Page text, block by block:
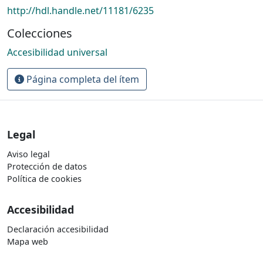
http://hdl.handle.net/11181/6235
Colecciones
Accesibilidad universal
Página completa del ítem
Legal
Aviso legal
Protección de datos
Política de cookies
Accesibilidad
Declaración accesibilidad
Mapa web